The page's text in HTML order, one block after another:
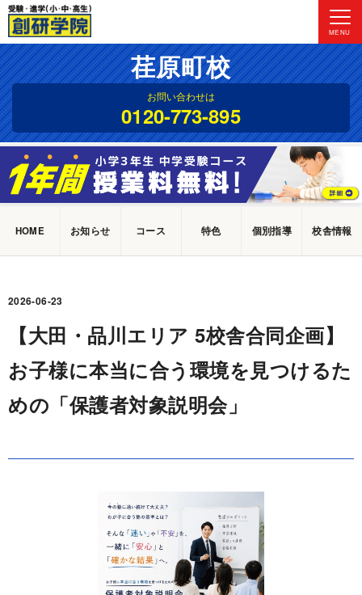
MENU
荏原町校
お問い合わせは
0120-773-895
HOME お知らせ コース 特色 個別指導 校舎情報
2026-06-23
【大田・品川エリア 5校舎合同企画】
お子様に本当に合う環境を見つけるた
めの「保護者対象説明会」